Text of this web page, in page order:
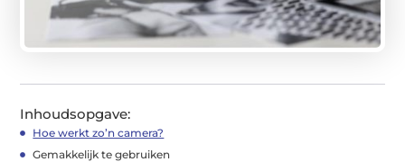
Inhoudsopgave:
Hoe werkt zo’n camera?
Gemakkelijk te gebruiken